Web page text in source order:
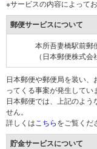
※サービスの内容によって
郵便サービスについて
本所吾妻橋駅前郵
（日本郵便株式会
日本郵便や郵便局を装い
ってくる事案が発生してい
日本郵便では、上記のよ
せん。
詳しくは こちらをご覧くだ
貯金サービスについて